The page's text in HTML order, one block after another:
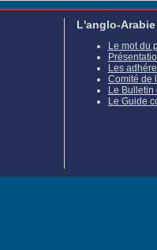
L'anglo-Arabie
Le mot du
Les
Comité de
Le Bulletin
Le Guide